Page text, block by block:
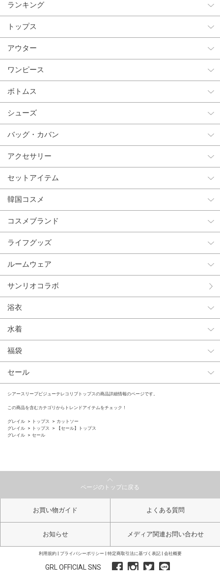
ランキング
トップス
アウター
ワンピース
ボトムス
シューズ
バッグ・カバン
アクセサリー
セットアイテム
韓国コスメ
コスメブランド
ライフグッズ
ルームウェア
サンリオコラボ
浴衣
水着
福袋
セール
シアースリーブビジューテレコリブトップスの商品詳細情報のページです。
この商品を含むカテゴリからトレンドアイテムをチェック！
グレイル トップス
カットソー
グレイル
トップス
【セール】トップス
グレイル
セール
ページのトップに戻る
お買い物ガイド よくある質問
お知らせ メディア関連お問い合わせ
利用規約 プライバシーポリシー 特定商取引法に基づく表記 会社概要
GRL OFFICIAL SNS